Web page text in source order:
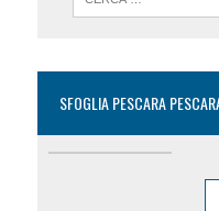
SFOGLIA PESCARA